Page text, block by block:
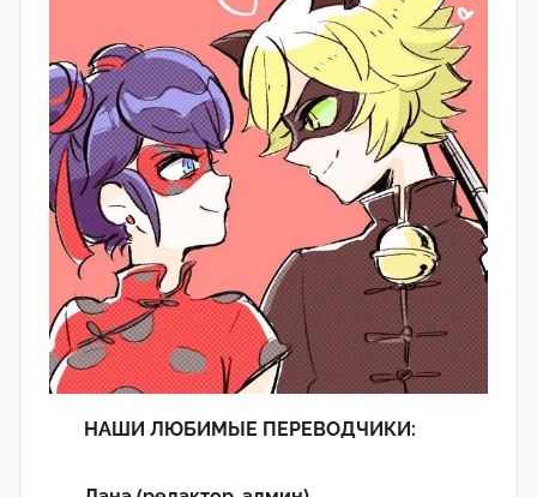
НАШИ ЛЮБИМЫЕ ПЕРЕВОДЧИКИ: